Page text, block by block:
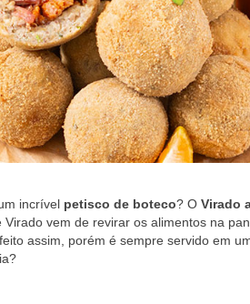
incrívelpetisco de boteco? OVirado
vem de revirar os alimentos na
assim, porém é sempre servido em